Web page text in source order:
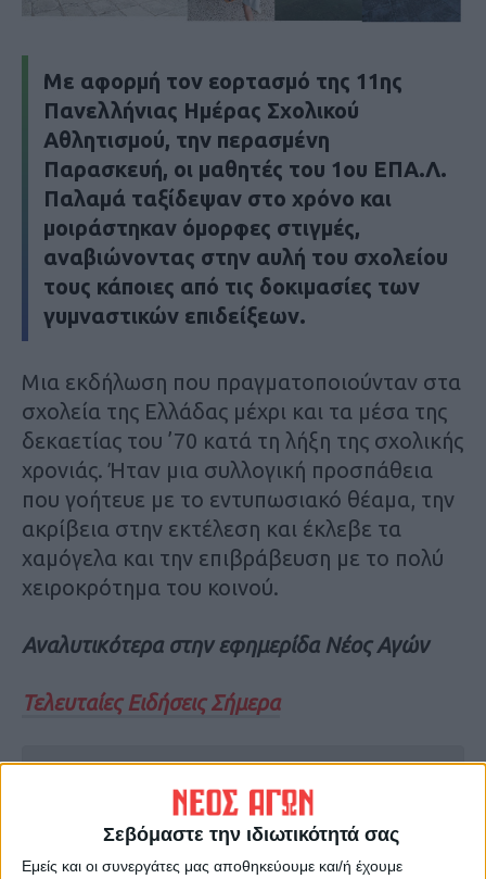
Σεβόμαστε την ιδιωτικότητά σας
Εμείς και οι συνεργάτες μας αποθηκεύουμε και/ή έχουμε
Mε αφορμή τον εορτασμό της 11ης
Πανελλήνιας Ημέρας Σχολικού
Αθλητισμού, την περασμένη
Παρασκευή, οι μαθητές του 1ου ΕΠΑ.Λ.
Παλαμά ταξίδεψαν στο χρόνο και
μοιράστηκαν όμορφες στιγμές,
αναβιώνοντας στην αυλή του σχολείου
τους κάποιες από τις δοκιμασίες των
γυμναστικών επιδείξεων.
Μια εκδήλωση που πραγματοποιούνταν στα
σχολεία της Ελλάδας μέχρι και τα μέσα της
δεκαετίας του ’70 κατά τη λήξη της σχολικής
χρονιάς. Ήταν μια συλλογική προσπάθεια
που γοήτευε με το εντυπωσιακό θέαμα, την
ακρίβεια στην εκτέλεση και έκλεβε τα
χαμόγελα και την επιβράβευση με το πολύ
χειροκρότημα του κοινού.
Αναλυτικότερα στην εφημερίδα Νέος Αγών
Τελευταίες Ειδήσεις Σήμερα
ΑΓΩΝ στο Google News!
Όλες οι εξελίξεις στην περιοχή της
Καρδίτσας και ευρύτερα της Θεσσαλίας